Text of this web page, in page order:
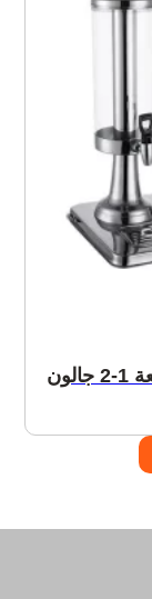
موزع المشروبات الصغيرة السائبة سعة 1-2 جالون